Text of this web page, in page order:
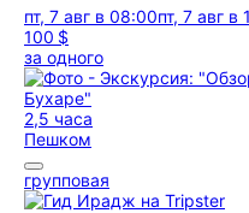
пт, 7 авг в 08:00пт, 7 авг в
100 $
за одного
2,5 часа
Пешком
групповая